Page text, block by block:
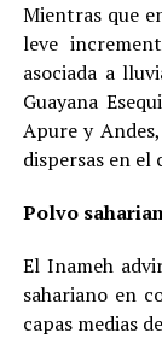
Mientras que
leve
asociada a
Guayana
Apure y
dispersas en
Polvo
El Inameh
sahariano en
capas medias